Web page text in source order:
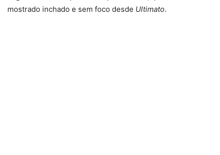
mostrado inchado e sem foco desde Ultimato.